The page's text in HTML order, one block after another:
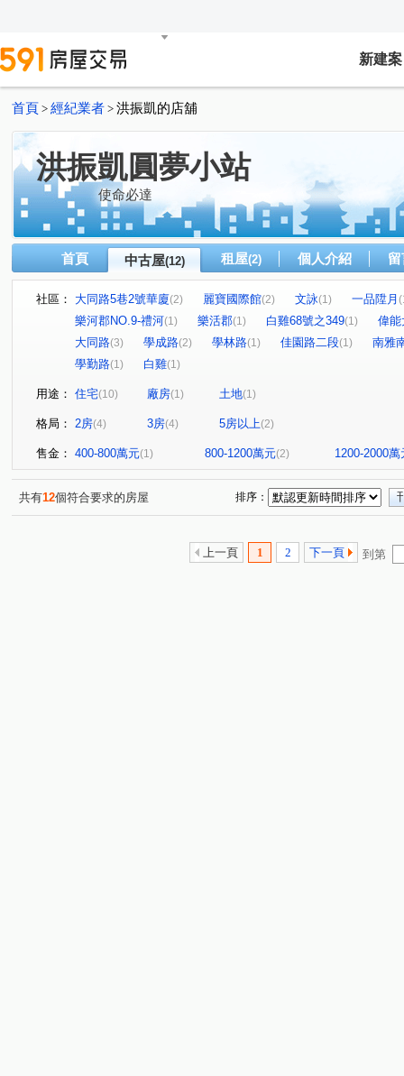
新建案
首頁 > 經紀業者 > 洪振凱的店舖
洪振凱圓夢小站
使命必達
首頁 中古屋(12) 租屋(2) 個人介紹
社區： 大同路5巷2號華廈(2) 麗寶國際館(2) 文詠(1) 一品陞月
樂河郡NO.9-禮河(1) 樂活郡(1) 白雞68號之349(1)
偉能
大同路(3) 學成路(2) 學林路(1) 佳園路二段(1)
南雅
學勤路(1) 白雞(1)
用途： 住宅(10) 廠房(1) 土地(1)
格局： 2房(4) 3房(4) 5房以上(2)
售金： 400-800萬元(1) 800-1200萬元(2) 1200-2000萬
共有12個符合要求的房屋 排序：
上一頁 1 2 下一頁 到第